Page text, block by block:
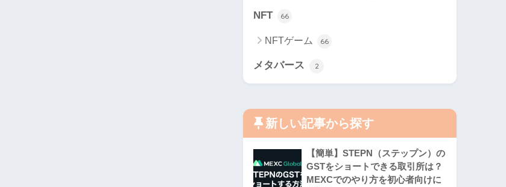
NFT 66
NFTゲーム 66
メタバース 2
新しい記事から探す
【簡単】STEPN（ステップン）の
GSTをショートできる取引所は？
MEXCでのやり方を初心者向けに